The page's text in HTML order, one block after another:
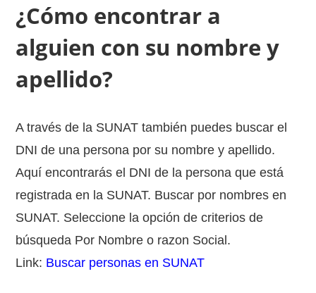
¿Cómo encontrar a
alguien con su nombre y
apellido?
A través de la SUNAT también puedes buscar el
DNI de una persona por su nombre y apellido.
Aquí encontrarás el DNI de la persona que está
registrada en la SUNAT. Buscar por nombres en
SUNAT. Seleccione la opción de criterios de
búsqueda Por Nombre o razon Social.
Link: Buscar personas en SUNAT